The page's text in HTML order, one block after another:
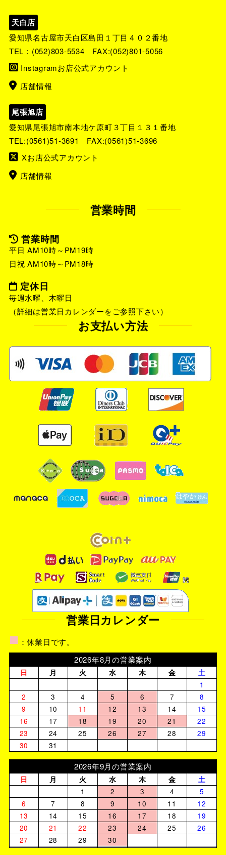
天白店
愛知県名古屋市天白区島田１丁目４０２番地
TEL： (052)803-5534 FAX:(052)801-5056
Instagramお店公式アカウント
店舗情報
尾張旭店
愛知県尾張旭市南本地ケ原町３丁目１３１番地
TEL:(0561)51-3691
FAX:(0561)51-3696
Xお店公式アカウント
店舗情報
営業時間
営業時間
平日 AM10時～PM19時
日祝 AM10時～PM18時
定休日
毎週水曜、木曜日
（詳細は営業日カレンダーをご参照下さい）
お支払い方法
営業日カレンダー
■ ：休業日です。
2026年8月の営業案内
日 月 火 水 木 金
土
1
2
3 4 5 6 7
8
9
10 11 12 13 14
15
16
17 18 19 20 21
22
23
24 25 26 27 28
29
30
31
2026年9月の営業案内
日 月 火 水 木 金
土
1
2 3 4
5
6
7 8 9 10 11
12
13
14 15 16 17 18
19
20
21 22 23 24 25
26
27
28 29 30